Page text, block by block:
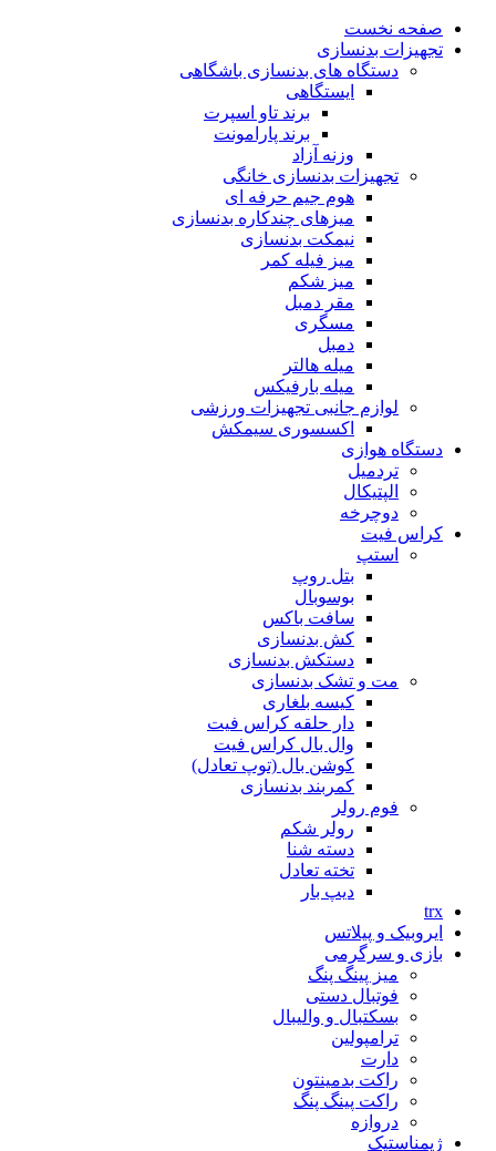
صفحه نخست
تجهیزات بدنسازی
دستگاه های بدنسازی باشگاهی
ایستگاهی
برند تاو اسپرت
برند پارامونت
وزنه آزاد
تجهیزات بدنسازی خانگی
هوم جیم حرفه ای
میزهای چندکاره بدنسازی
نیمکت بدنسازی
میز فیله کمر
میز شکم
مقر دمبل
مسگری
دمبل
میله هالتر
میله بارفیکس
لوازم جانبی تجهیزات ورزشی
اکسسوری سیمکش
دستگاه هوازی
تردمیل
الپتیکال
دوچرخه
کراس فیت
استپ
بتل روپ
بوسوبال
سافت باکس
کش بدنسازی
دستکش بدنسازی
مت و تشک بدنسازی
کیسه بلغاری
دار حلقه کراس فیت
وال بال کراس فیت
کوشن بال (توپ تعادل)
کمربند بدنسازی
فوم رولر
رولر شکم
دسته شنا
تخته تعادل
دیپ بار
trx
ایروبیک و پیلاتس
بازی و سرگرمی
میز پینگ پنگ
فوتبال دستی
بسکتبال و والیبال
ترامپولین
دارت
راکت بدمینتون
راکت پینگ پنگ
دروازه
ژیمناستیک